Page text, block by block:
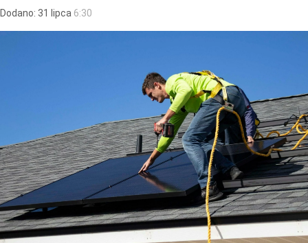
Dodano: 31 lipca 6:30